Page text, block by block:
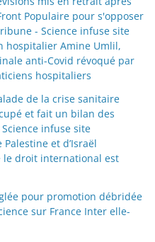
Populaire pour s'opposer
- Science infuse site
hospitalier Amine Umlil,
anti-Covid révoqué par
hospitaliers
de la crise sanitaire
et fait un bilan des
infuse site
et d’Israël
droit international est
pour promotion débridée
sur France Inter elle-